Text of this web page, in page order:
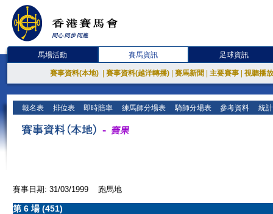
馬場活動 賽馬資訊 足球資訊
賽事資料(本地) 賽事資料(越洋轉播) 賽馬新聞 主要賽事 視聽播
報名表 排位表 即時賠率 練馬師分場表 騎師分場表 參考資料 統
賽事日期: 31/03/1999 跑馬地
第 6 場 (451)